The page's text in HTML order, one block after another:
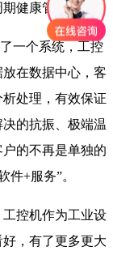
健康管理。
一个系统，工控
在数据中心，客
处理，有效保证
的抗振、极端温
的不再是单独的
件+服务”。
控机作为工业设
，有了更多更大